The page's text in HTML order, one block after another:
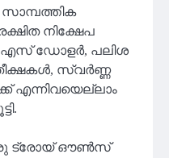
നിക്ഷേപ
ഡോളർ, പലിശ
സ്വർണ്ണ
എന്നിവയെല്ലാം
ഒരു ട്രോയ് ഔൺസ്